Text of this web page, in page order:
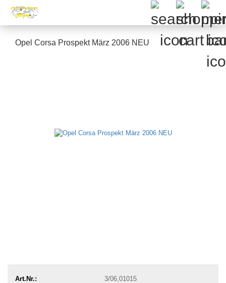
Opel Corsa Prospekt März 2006 NEU
Art.Nr.:
3/06,01015